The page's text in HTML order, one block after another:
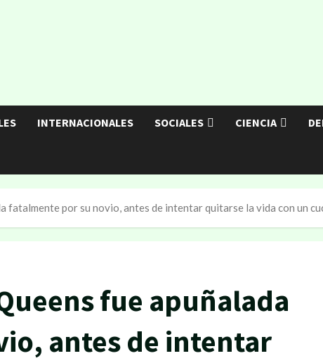
INTERNACIONALES SOCIALES CIENCIA
fatalmente por su novio, antes de intentar quitarse la vida con un
fue apuñalada
antes de intentar